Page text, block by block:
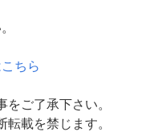
ちら
ご了承下さい。
載を禁じます。